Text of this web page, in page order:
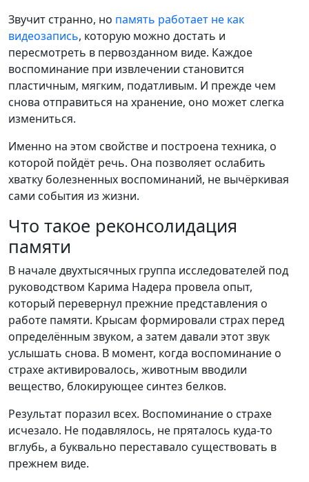
Звучит странно, но память работает не как
видеозапись, которую можно достать и
пересмотреть в первозданном виде. Каждое
воспоминание при извлечении становится
пластичным, мягким, податливым. И прежде чем
снова отправиться на хранение, оно может слегка
измениться.
Именно на этом свойстве и построена техника, о
которой пойдёт речь. Она позволяет ослабить
хватку болезненных воспоминаний, не вычёркивая
сами события из жизни.
Что такое реконсолидация
памяти
В начале двухтысячных группа исследователей под
руководством Карима Надера провела опыт,
который перевернул прежние представления о
работе памяти. Крысам формировали страх перед
определённым звуком, а затем давали этот звук
услышать снова. В момент, когда воспоминание о
страхе активировалось, животным вводили
вещество, блокирующее синтез белков.
Результат поразил всех. Воспоминание о страхе
исчезало. Не подавлялось, не пряталось куда-то
вглубь, а буквально переставало существовать в
прежнем виде.